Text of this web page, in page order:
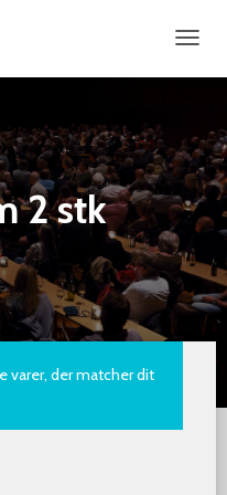
2 stk
varer, der matcher dit